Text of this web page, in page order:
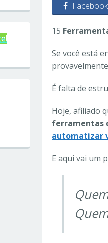
Facebook
15
Se você está
É falta de
Hoje, afiliado
ferramentas
automatizar
E aqui vai um